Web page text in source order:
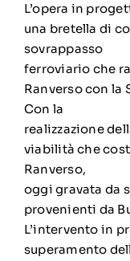
L’opera in
una bretella di
sovrappasso
ferroviario che
Ranverso con la
Con la
realizzazione
viabilità che
Ranverso,
oggi gravata da
provenienti da
L’intervento in
superamento